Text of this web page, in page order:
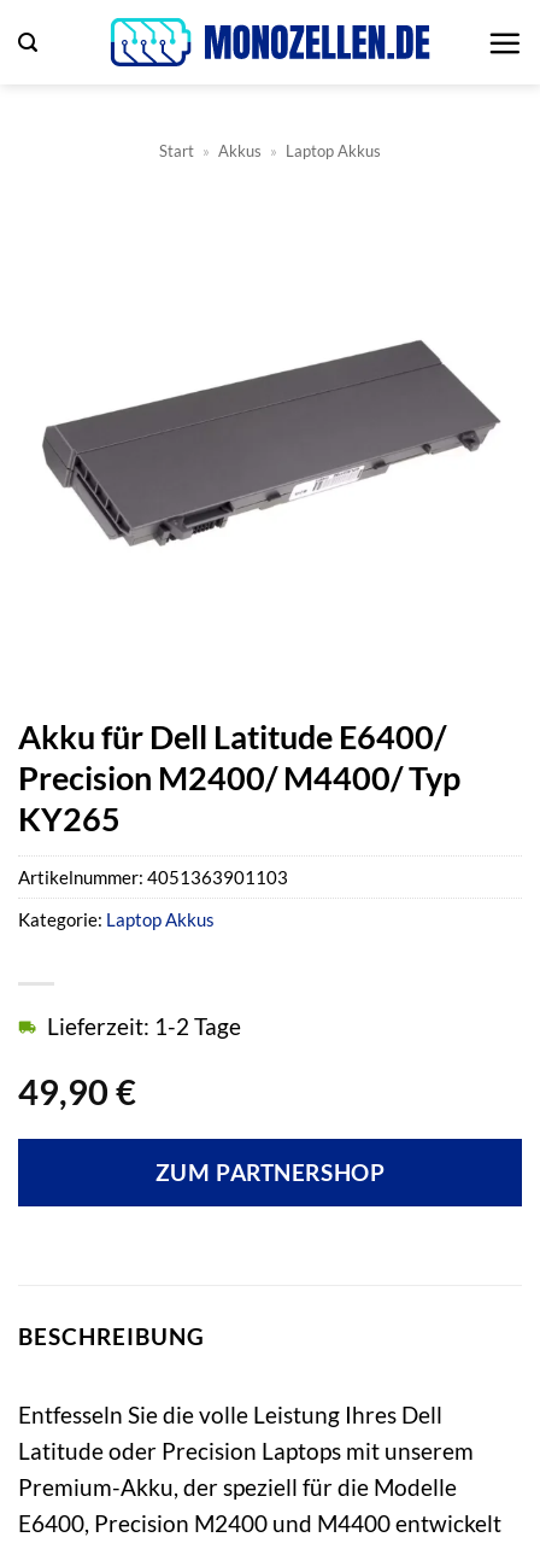
Inhalt
Start » Akkus » Laptop Akkus
Akku für Dell Latitude E6400/
Precision M2400/ M4400/ Typ
KY265
49,90 €
Lieferzeit: 1-2 Tage
ZUM PARTNERSHOP
Artikelnummer: 4051363901103
Kategorie: Laptop Akkus
BESCHREIBUNG
Entfesseln Sie die volle Leistung Ihres Dell
Latitude oder Precision Laptops mit unserem
Premium-Akku, der speziell für die Modelle
E6400, Precision M2400 und M4400 entwickelt